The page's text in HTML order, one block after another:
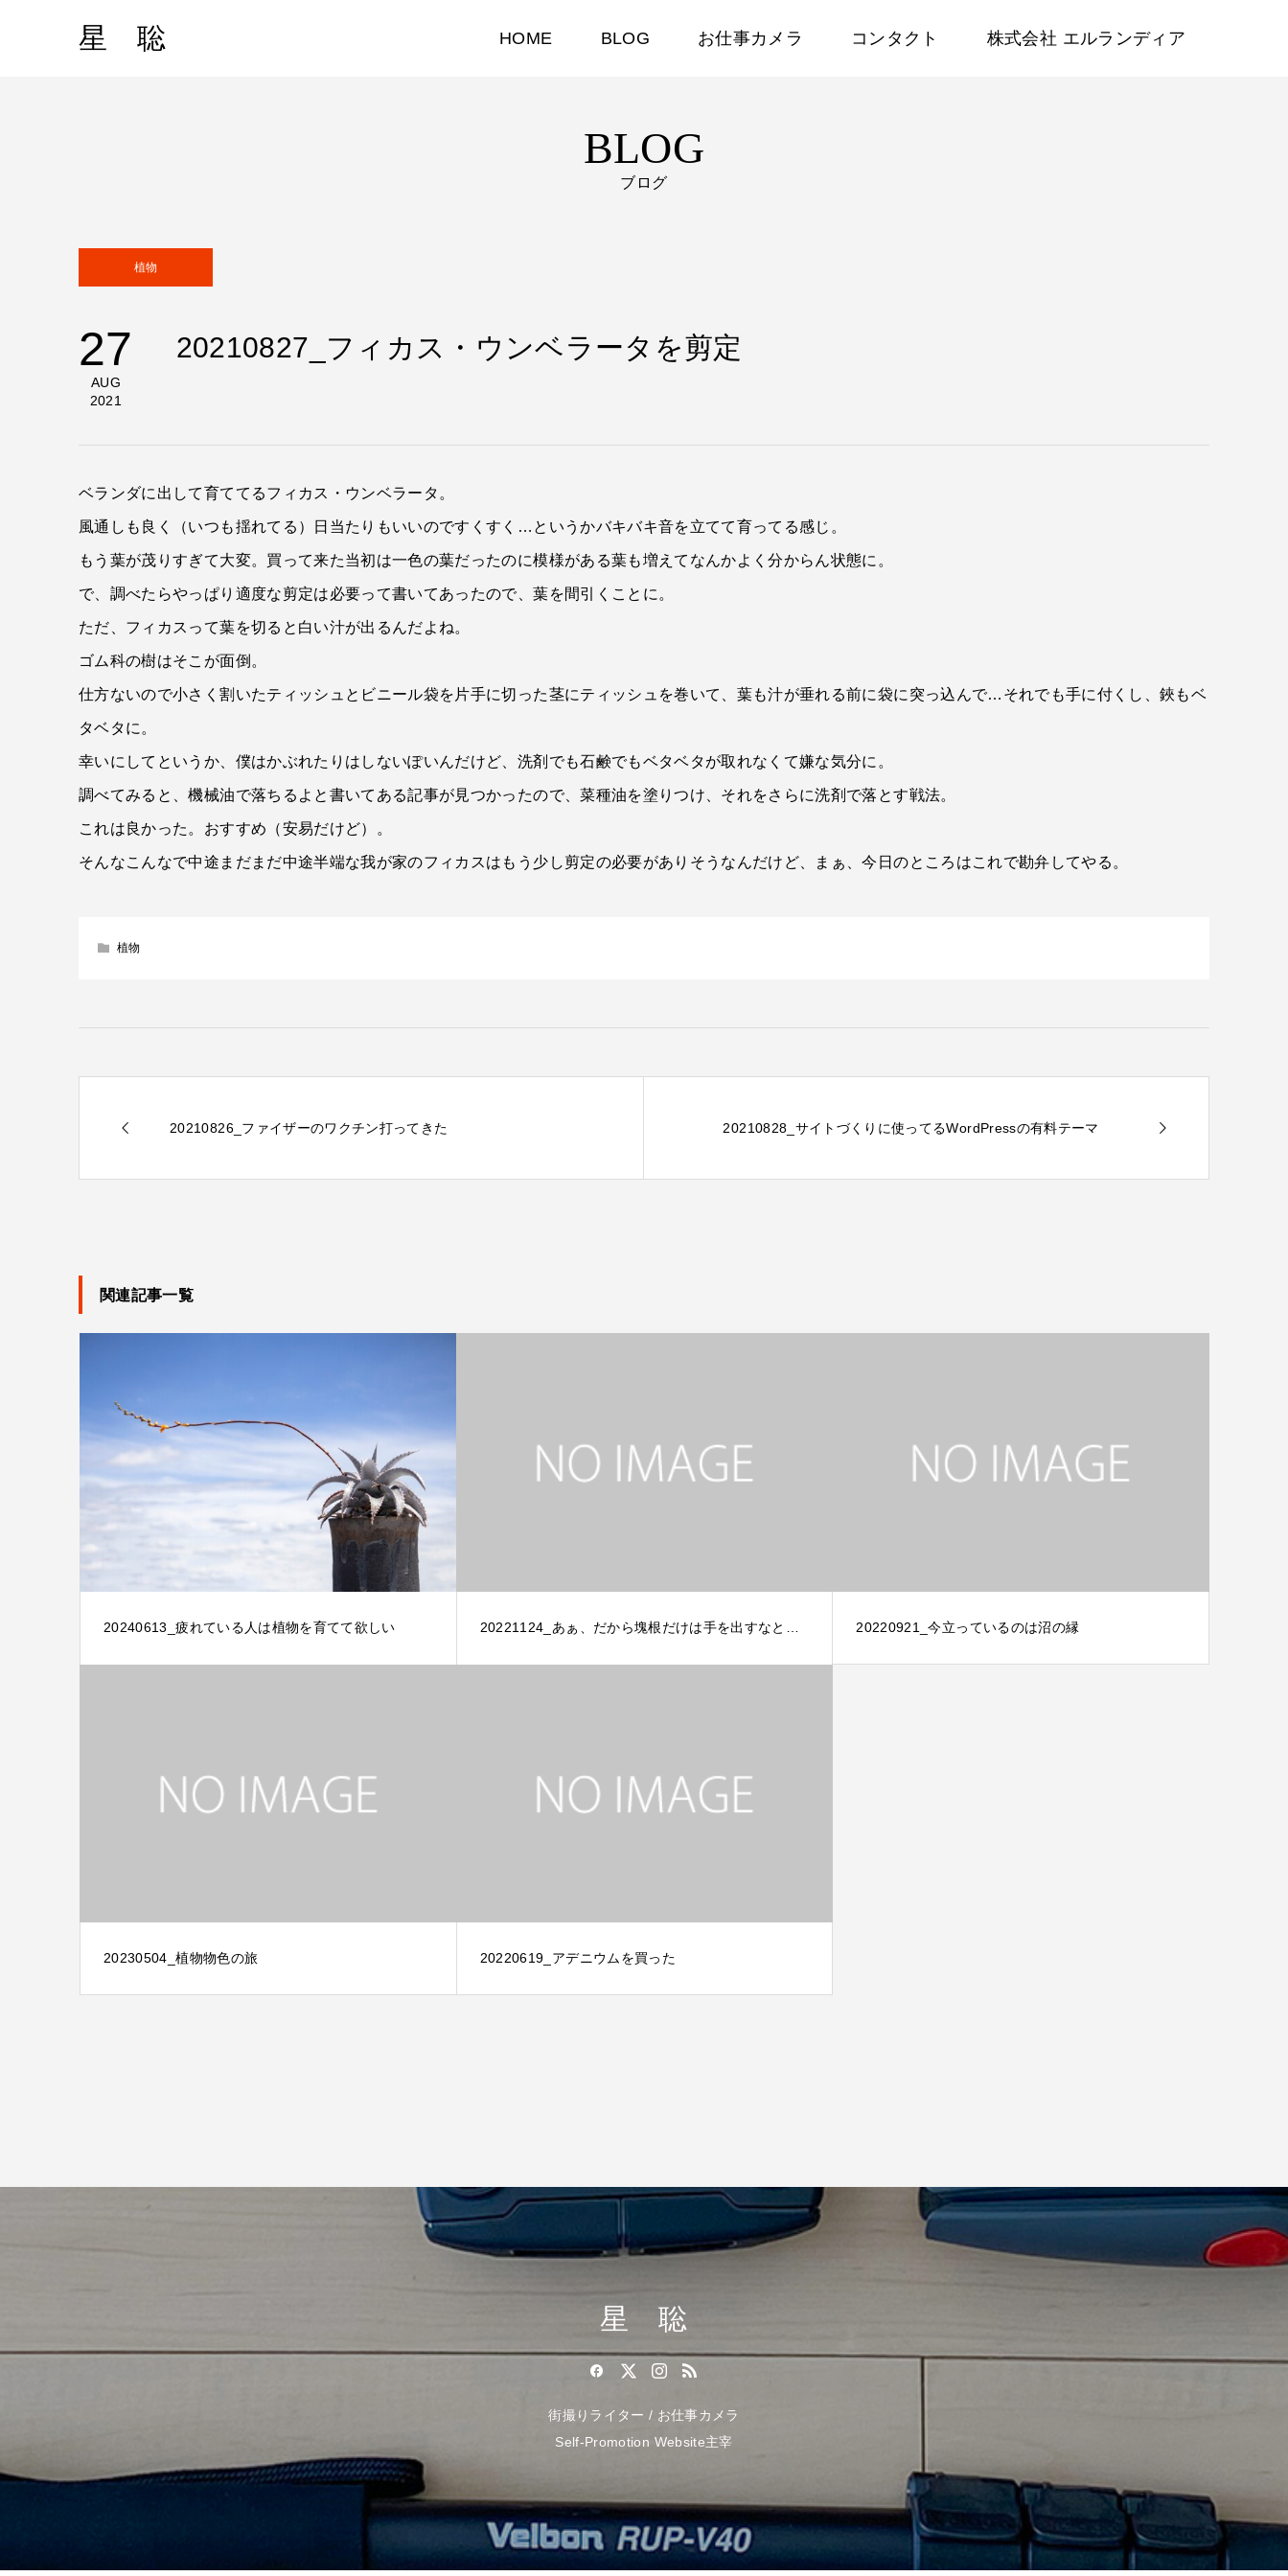
星 聡 HOME BLOG お仕事カメラ コンタクト 株式会社 エルランディア
BLOG
ブログ
植物
27
AUG
2021
20210827_フィカス・ウンベラータを剪定
ベランダに出して育ててるフィカス・ウンベラータ。
風通しも良く（いつも揺れてる）日当たりもいいのですくすく…というかバキバキ音を立てて育ってる感じ。
もう葉が茂りすぎて大変。買って来た当初は一色の葉だったのに模様がある葉も増えてなんかよく分からん状態に。
で、調べたらやっぱり適度な剪定は必要って書いてあったので、葉を間引くことに。
ただ、フィカスって葉を切ると白い汁が出るんだよね。
ゴム科の樹はそこが面倒。
仕方ないので小さく割いたティッシュとビニール袋を片手に切った茎にティッシュを巻いて、葉も汁が垂れる前に袋に突っ込んで…それでも手に付くし、鋏もベ
タベタに。
幸いにしてというか、僕はかぶれたりはしないぽいんだけど、洗剤でも石鹸でもベタベタが取れなくて嫌な気分に。
調べてみると、機械油で落ちるよと書いてある記事が見つかったので、菜種油を塗りつけ、それをさらに洗剤で落とす戦法。
これは良かった。おすすめ（安易だけど）。
そんなこんなで中途まだまだ中途半端な我が家のフィカスはもう少し剪定の必要がありそうなんだけど、まぁ、今日のところはこれで勘弁してやる。
植物
20210826_ファイザーのワクチン打ってきた 20210828_サイトづくりに使ってるWordPressの有料テーマ
関連記事一覧
20240613_疲れている人は植物を育てて欲しい 20221124_あぁ、だから塊根だけは手を出すなと… 20220921_今立っているのは沼の縁
20230504_植物物色の旅 20220619_アデニウムを買った
星 聡
街撮りライター / お仕事カメラ
Self-Promotion Website主宰